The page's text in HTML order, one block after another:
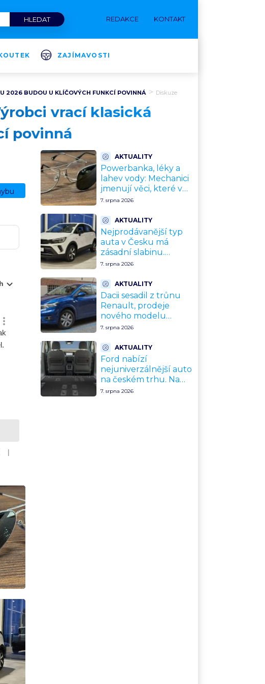
REDAKCE KONTAKT
ZAJÍMAVOSTI
2026 BUDOU U KLÍČOVÝCH FUNKCÍ POVINNÁ Diskuze
vrací klasická
povinná
AKTUALITY
Powerbanka, léky a
lahev vody: Mechanici
jmenují věci, které v
rozpáleném autě
požár
7. srpna 2026
AKTUALITY
Nejprodávanější typ
auta v Česku má
zásadní slabinu.
Crossovery selhávají
být nejsilnější
7. srpna 2026
AKTUALITY
Dacii sesadil z trůnu
Renault, prodeje
nového modelu
vyletěly o 372 % za
jedou svojí pohádku
7. srpna 2026
AKTUALITY
Ford nabízí
nejuniverzálnější auto
na českém trhu. Na
dovolenou, do práce i
7. srpna 2026